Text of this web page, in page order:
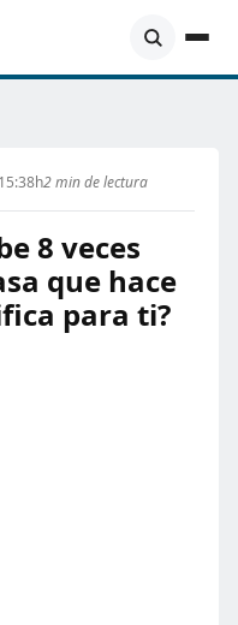
2 min de lectura
8 veces
que hace
para ti?